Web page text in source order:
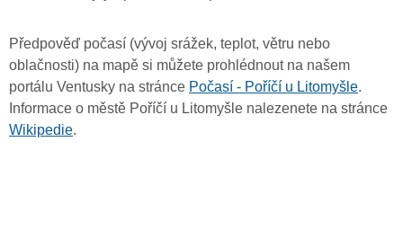
Předpověď počasí (vývoj srážek, teplot, větru nebo
oblačnosti) na mapě si můžete prohlédnout na našem
portálu Ventusky na stránce Počasí - Poříčí u Litomyšle.
Informace o městě Poříčí u Litomyšle nalezenete na stránce
Wikipedie.